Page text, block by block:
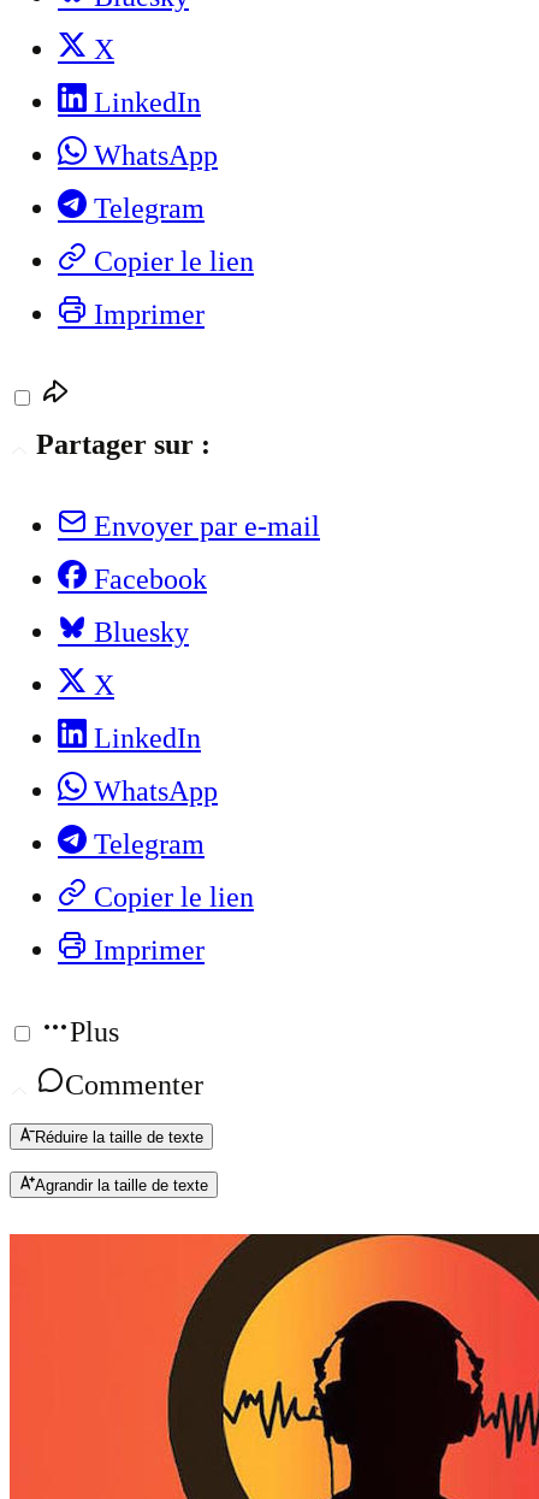
X
LinkedIn
WhatsApp
Telegram
Copier le lien
Imprimer
Partager sur :
Envoyer par e-mail
Facebook
Bluesky
X
LinkedIn
WhatsApp
Telegram
Copier le lien
Imprimer
Plus
Commenter
Réduire la taille de texte
Agrandir la taille de texte